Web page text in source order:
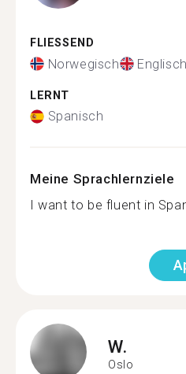
FLIESSEND
Norwegisch Englisch
LERNT
Spanisch
Meine Sprachlernziele
I want to be fluent in
W.
Oslo